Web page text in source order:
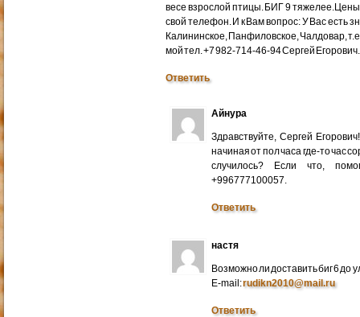
весе взрослой птицы. БИГ 9
свой телефон. И к Вам вопрос: У Вас есть
Калининское, Панфиловское, Чалдовар,
мой тел. +7 982-714-46-94 Сергей Егорович.
Ответить
Айнура
Здравствуйте, Сергей
начиная от пол часа где-то час
случилось? Если что,
+996777100057.
Ответить
настя
Возможно ли доставить биг 6 до
E-mail:rudikn2010@mail.ru
Ответить